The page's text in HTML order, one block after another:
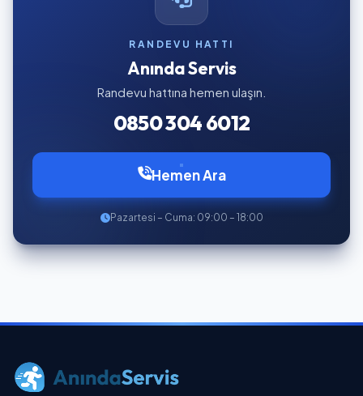
RANDEVU HATTI
Anında Servis
Randevu hattına hemen ulaşın.
0850 304 6012
Hemen Ara
Pazartesi – Cuma: 09:00 – 18:00